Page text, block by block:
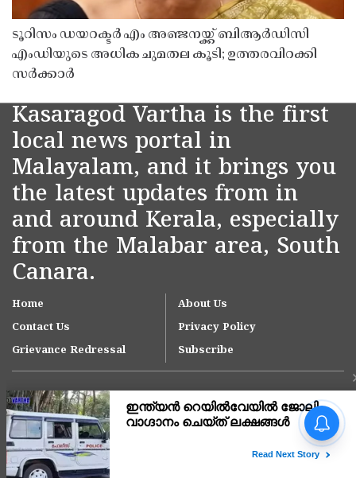
ടൂറിസം ഡയറക്ടർ എം അഞ്ജനയ്ക്ക് ബിആർഡിസി
എംഡിയുടെ അധിക ചുമതല കൂടി; ഉത്തരവിറക്കി
സർക്കാർ
Kasaragod Vartha is the first
local news portal in
Malayalam, and it brings you
the latest updates from in
and around Kerala, especially
from the Malabar area, South
Canara.
Home
About Us
Contact Us
Privacy Policy
Grievance Redressal
Subscribe
Copyright © 2007-